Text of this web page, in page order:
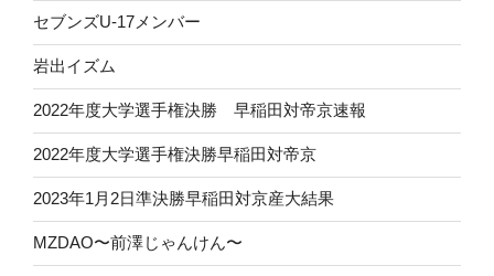
セブンズU-17メンバー
岩出イズム
2022年度大学選手権決勝 早稲田対帝京速報
2022年度大学選手権決勝早稲田対帝京
2023年1月2日準決勝早稲田対京産大結果
MZDAO〜前澤じゃんけん〜